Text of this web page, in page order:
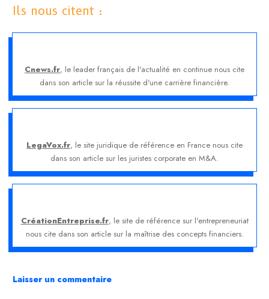
Ils nous citent :
Cnews.fr, le leader français de l'actualité en continue nous cite
dans son article sur la réussite d'une carrière financière.
LegaVox.fr, le site juridique de référence en France nous cite
dans son article sur les juristes corporate en M&A.
CréationEntreprise.fr, le site de référence sur l'entrepreneuriat
nous cite dans son article sur la maîtrise des concepts financiers.
Laisser un commentaire